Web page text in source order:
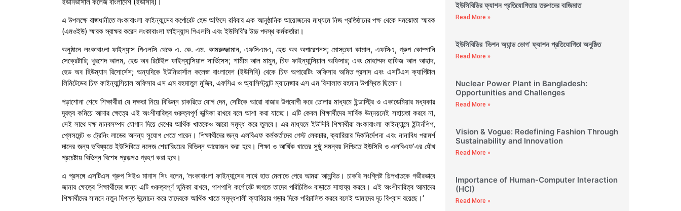
এ উপলক্ষে রাজধানীতে লংকাবাংলা ফাইন্যান্সের কর্পোরেট হেড অফিসে রবিবার এক আনুষ্ঠানিক আয়োজনের মাধ্যমে নিজ প্রতিষ্ঠানের পক্ষ থেকে সমঝোতা স্মারক
(এমওইউ) স্মারক স্বাক্ষর করেন লংকাবাংলা ফাইন্যান্স পিএলসি এবং ইউসিবি’র উচ্চ পদস্থ কর্মকর্তারা।
অনুষ্ঠানে লংকাবাংলা ফাইন্যান্স পিএলসি থেকে এ. কে. এম. কামরুজ্জামান, এফসিএমএ, হেড অব অপারেশনস; মোস্তফা কামাল, এফসিএ, গ্রুপ কোম্পানি
সেক্রেটারি; খুরশেদ আলম, হেড অব রিটেইল ফাইন্যান্সিয়াল সার্ভিসেস; শামীম আল মামুন, চিফ ফাইন্যান্সিয়াল অফিসার; এবং মোহাম্মদ হাফিজ আল আহাদ,
হেড অব হিউম্যান রিসোর্সেস; অন্যদিকে ইউনিভার্সাল কলেজ বাংলাদেশ (ইউসিবি) থেকে চিফ অপারেটিং অফিসার অমিত প্রসাদ এবং এসটিএস ক্যাপিটাল
লিমিটেডের চিফ ফাইন্যান্সিয়াল অফিসার এস এম রহমাতুল মুজিব, এফসিএ ও অ্যাসিস্ট্যান্ট ম্যানেজার এস এম রিসালাত রহমান উপস্থিত ছিলেন।
পড়াশোনা শেষে শিক্ষার্থীরা যে দক্ষতা নিয়ে বিভিন্ন চাকরিতে যোগ দেন, সেটিকে আরো বাজার উপযোগী করে তোলার মাধ্যমে ইন্ডাস্ট্রি ও একাডেমিয়ার মধ্যকার
দূরত্ব কমিয়ে আনার ক্ষেত্রে এই অংশীদারিত্ব গুরুত্বপূর্ণ ভূমিকা রাখবে বলে আশা করা যাচ্ছে। এটি কেবল শিক্ষার্থীদের সার্বিক উন্নয়নেই সহায়তা করবে না,
সেই সাথে দক্ষ মানবসম্পদ যোগান দিয়ে দেশের আর্থিক খাতকেও আরো সমৃদ্ধ করে তুলবে। এর মাধ্যমে ইউসিবি শিক্ষার্থীরা লংকাবাংলা ফাইন্যান্সে ইন্টার্নশিপ,
প্লেসমেন্ট ও ট্রেনিং লাভের অনন্য সুযোগ পেতে পারেন। শিক্ষার্থীদের জন্য এলবিএফ কর্মকর্তাদের গেস্ট লেকচার, ক্যারিয়ার দিকনির্দেশনা এবং নানাবিধ পরামর্শ
দানের জন্য ভবিষ্যতে ইউসিবিতে নলেজ শেয়ারিংয়ের বিভিন্ন আয়োজন করা হবে। শিক্ষা ও আর্থিক খাতের সুষ্ঠু সমন্বয় নিশ্চিতে ইউসিবি ও এলবিএফ’এর যৌথ
প্রচেষ্টায় বিভিন্ন বিশেষ প্রকল্পও গ্রহণ করা হবে।
এ প্রসঙ্গে এসটিএস গ্রুপ সিইও মানাস সিং বলেন, ‘লংকাবাংলা ফাইন্যান্সের সাথে হাত মেলাতে পেরে আমরা আনন্দিত। চাকরি সংশ্লিষ্ট শিল্পখাতকে গভীরভাবে
জানার ক্ষেত্রে শিক্ষার্থীদের জন্য এটি গুরুত্বপূর্ণ ভূমিকা রাখবে, পাশপাশি কর্পোরেট জগতে তাদের পরিচিতিও বাড়াতে সাহায্য করবে। এই অংশীদারিত্ব আমাদের
শিক্ষার্থীদের সামনে নতুন দিগন্ত উন্মোচন করে তাদেরকে আর্থিক খাতে সমৃদ্ধশালী ক্যারিয়ার গড়ার দিকে পরিচালিত করবে বলেই আমাদের দৃঢ বিশ্বাস রয়েছে।’
ইউসিবিডির ফ্যাশন প্রতিযোগিতায় তরুণদের বাজিমাত
Read More »
ইউসিবিডির ‘ভিশন অ্যান্ড ভোগ’ ফ্যাশন প্রতিযোগিতা অনুষ্ঠিত
Read More »
Nuclear Power Plant in Bangladesh:
Opportunities and Challenges
Read More »
Vision & Vogue: Redefining Fashion Through
Sustainability and Innovation
Read More »
Importance of Human-Computer Interaction
(HCI)
Read More »